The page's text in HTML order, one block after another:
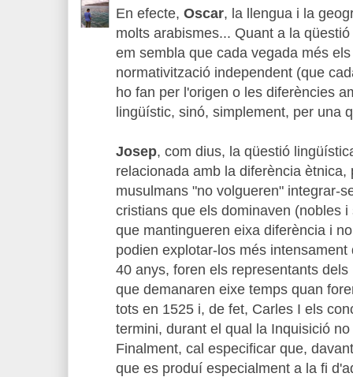
En efecte, Oscar, la llengua i la
molts arabismes... Quant a la
em sembla que cada vegada més
normativització independent (que
ho fan per l'origen o les diferències
lingüístic, sinó, simplement, per una
Josep, com dius, la qüestió
relacionada amb la diferència
musulmans "no volgueren" integrar-
cristians que els dominaven (nobles
que mantingueren eixa diferència i
podien explotar-los més
40 anys, foren els representants
que demanaren eixe temps quan
tots en 1525 i, de fet, Carles I els
termini, durant el qual la Inquisició
Finalment, cal especificar que,
que es produí especialment a la fi